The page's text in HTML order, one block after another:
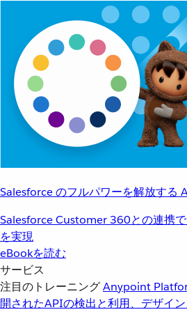
Salesforce のフルパワーを解放する
Salesforce Customer 360との連携
を実現
eBookを読む
サービス
注目のトレーニングAnypoint
開されたAPIの検出と利用、デザイ